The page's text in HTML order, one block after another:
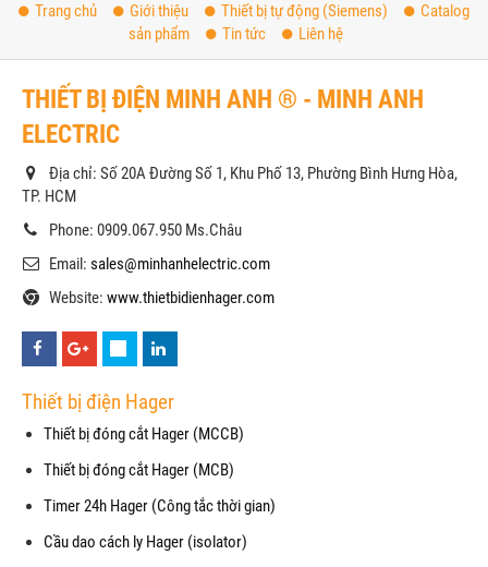
Trang chủ Giới thiệu Thiết bị tự động (Siemens)
Catalog
sản phẩm
Tin tức Liên hệ
THIẾT BỊ ĐIỆN MINH ANH ® - MINH ANH
ELECTRIC
Địa chỉ: Số 20A Đường Số 1, Khu Phố 13, Phường Bình Hưng Hòa,
TP. HCM
Phone: 0909.067.950 Ms.Châu
Email: sales@minhanhelectric.com
Website: www.thietbidienhager.com
Thiết bị điện Hager
Thiết bị đóng cắt Hager (MCCB)
Thiết bị đóng cắt Hager (MCB)
Timer 24h Hager (Công tắc thời gian)
Cầu dao cách ly Hager (isolator)